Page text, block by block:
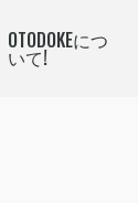
OTODOKEにつ
いて!